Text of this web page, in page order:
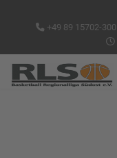
+49 89 15702-300